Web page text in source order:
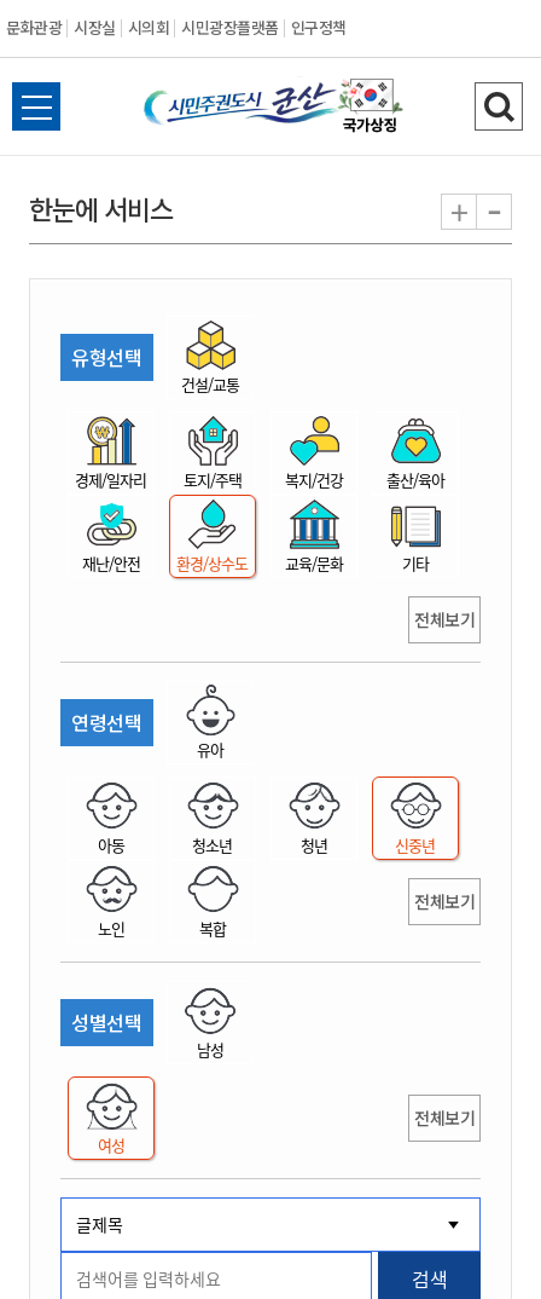
문화관광 시장실 시의회 시민광장플랫폼 인구정책
시
민
권
시
산
전
체
뉴
열
검
색
기
한눈에 서비스 + -
유형선택
건설/교통
경제/일자리 토지/주택 복지/건강 출산/육아
재난/안전 환경/상수도 교육/문화 기타
전체보기
연령선택
유아
아동 청소년 청년 신중년
노인 복합
전체보기
성별선택
남성
여성
전체보기
검색